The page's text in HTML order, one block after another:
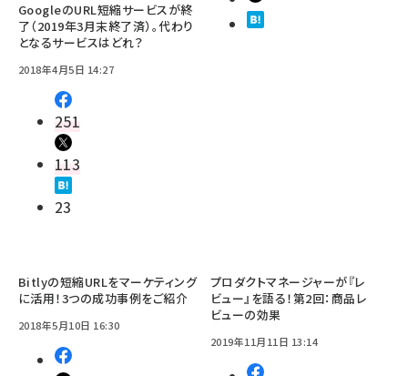
GoogleのURL短縮サービスが終
了（2019年3月末終了済）。代わり
となるサービスはどれ？
2018年4月5日 14:27
251
113
23
Bitlyの短縮URLをマーケティング
に活用！3つの成功事例をご紹介
2018年5月10日 16:30
プロダクトマネージャーが『レ
ビュー』を語る！第2回：商品レ
ビューの効果
2019年11月11日 13:14